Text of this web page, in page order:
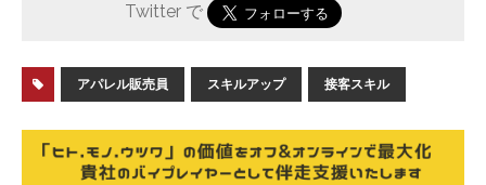
Twitter で
アパレル販売員 スキルアップ 接客スキル